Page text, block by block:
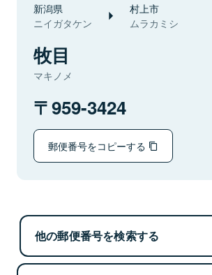
新潟県
ニイガタケン
村上市
ムラカミシ
牧目
マキノメ
959-3424
郵便番号をコピーする
他の郵便番号を検索する